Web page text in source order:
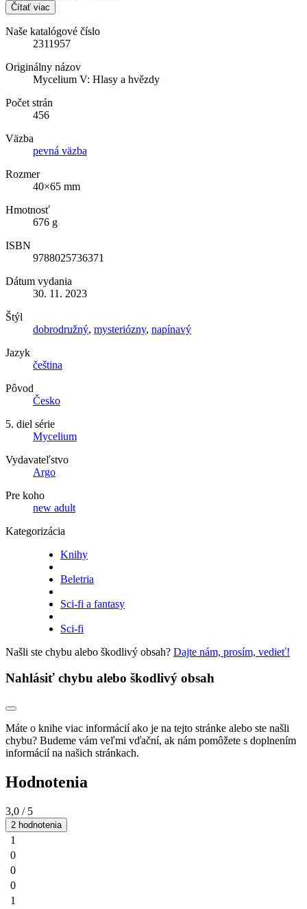
Čítať viac
Naše katalógové číslo
2311957
Originálny názov
Mycelium V: Hlasy a hvězdy
Počet strán
456
Väzba
pevná väzba
Rozmer
40×65 mm
Hmotnosť
676 g
ISBN
9788025736371
Dátum vydania
30. 11. 2023
Štýl
dobrodružný, mysteriózny, napínavý
Jazyk
čeština
Pôvod
Česko
5. diel série
Mycelium
Vydavateľstvo
Argo
Pre koho
new adult
Kategorizácia
Knihy
Beletria
Sci-fi a fantasy
Sci-fi
Našli ste chybu alebo škodlivý obsah? Dajte nám, prosím, vedieť!
Nahlásiť chybu alebo škodlivý obsah
Máte o knihe viac informácií ako je na tejto stránke alebo ste našli
chybu? Budeme vám veľmi vďační, ak nám pomôžete s doplnením
informácií na našich stránkach.
Hodnotenia
3,0 / 5
2 hodnotenia
1
0
0
0
1